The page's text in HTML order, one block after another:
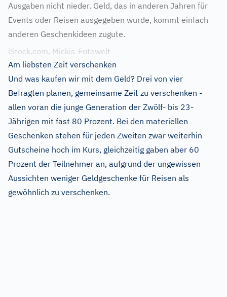
Ausgaben nicht nieder. Geld, das in anderen Jahren für
Events oder Reisen ausgegeben wurde, kommt einfach
anderen Geschenkideen zugute.
iStock.com, Mickis-Fotowelt
Am liebsten Zeit verschenken
Und was kaufen wir mit dem Geld? Drei von vier
Befragten planen, gemeinsame Zeit zu verschenken -
allen voran die junge Generation der Zwölf- bis 23-
Jährigen mit fast 80 Prozent. Bei den materiellen
Geschenken stehen für jeden Zweiten zwar weiterhin
Gutscheine hoch im Kurs, gleichzeitig gaben aber 60
Prozent der Teilnehmer an, aufgrund der ungewissen
Aussichten weniger Geldgeschenke für Reisen als
gewöhnlich zu verschenken.